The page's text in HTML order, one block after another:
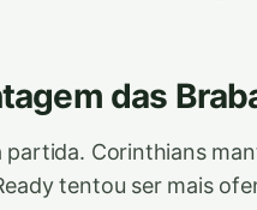
das
Corinthians
tentou ser mais